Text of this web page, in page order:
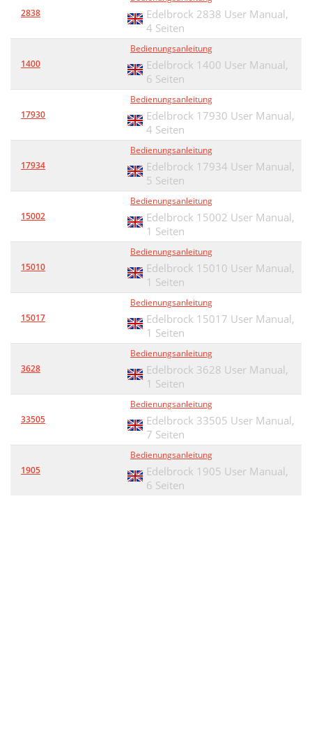
2838
Edelbrock 2838 User Manual,
4 Seiten
1400
Bedienungsanleitung
Edelbrock 1400 User Manual,
6 Seiten
17930
Bedienungsanleitung
Edelbrock 17930 User Manual,
4 Seiten
17934
Bedienungsanleitung
Edelbrock 17934 User Manual,
5 Seiten
15002
Bedienungsanleitung
Edelbrock 15002 User Manual,
1 Seiten
15010
Bedienungsanleitung
Edelbrock 15010 User Manual,
1 Seiten
15017
Bedienungsanleitung
Edelbrock 15017 User Manual,
1 Seiten
3628
Bedienungsanleitung
Edelbrock 3628 User Manual,
1 Seiten
33505
Bedienungsanleitung
Edelbrock 33505 User Manual,
7 Seiten
1905
Bedienungsanleitung
Edelbrock 1905 User Manual,
6 Seiten